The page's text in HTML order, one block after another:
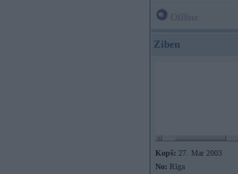
Ziben
Kopš: 27. Mar 2003
No: Rīga